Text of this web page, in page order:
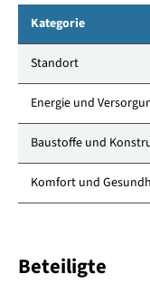
Kategorie
Standort
Energie und
Baustoffe und
Komfort und
Beteiligte